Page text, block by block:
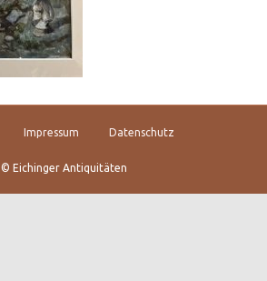
Impressum Datenschutz
© Eichinger Antiquitäten